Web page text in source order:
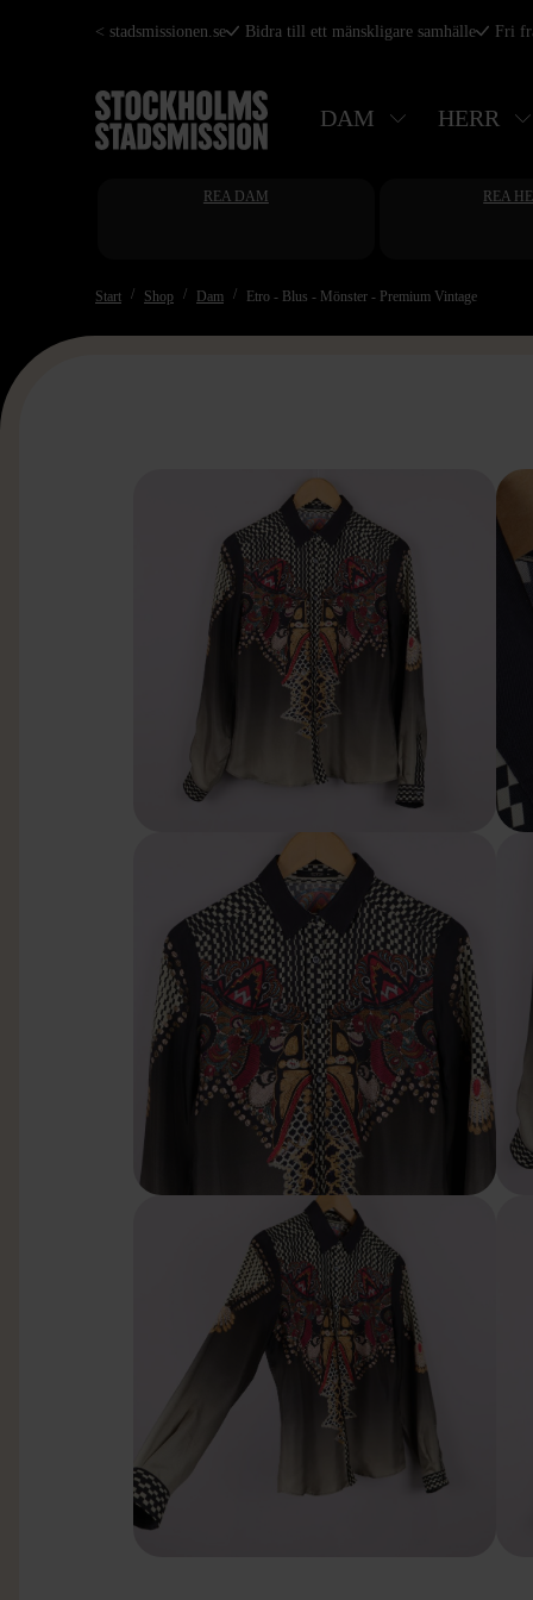
Hoppa
huvudinnehåll
< stadsmissionen.se Bidra till ett mänskligare samhälle Fri
DAM HERR
REA DAM REA
Start Shop Dam Etro - Blus - Mönster - Premium Vintage